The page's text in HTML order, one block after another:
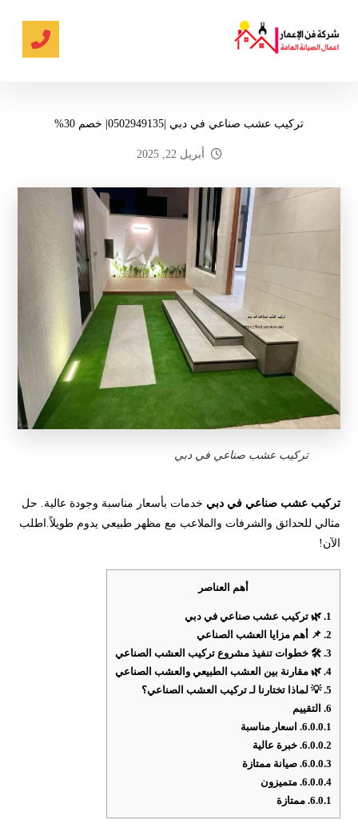
تركيب عشب صناعي في دبي |0502949135| خصم 30%
أبريل 22, 2025
تركيب عشب صناعي في دبي
تركيب عشب صناعي في دبي خدمات بأسعار مناسبة وجودة عالية. حل
مثالي للحدائق والشرفات والملاعب مع مظهر طبيعي يدوم طويلاً.اطلب
الآن!
أهم العناصر
1. 🌿 تركيب عشب صناعي في دبي
2. 📌 أهم مزايا العشب الصناعي
3. 🛠️ خطوات تنفيذ مشروع تركيب العشب الصناعي
4. 🌿 مقارنة بين العشب الطبيعي والعشب الصناعي
5. 💡 لماذا تختارنا لـ تركيب العشب الصناعي؟
6.
التقييم
6.0.0.1.
اسعار مناسبة
6.0.0.2. خبرة عالية
6.0.0.3. صيانة ممتازة
6.0.0.4. متميزون
6.0.1. ممتازة